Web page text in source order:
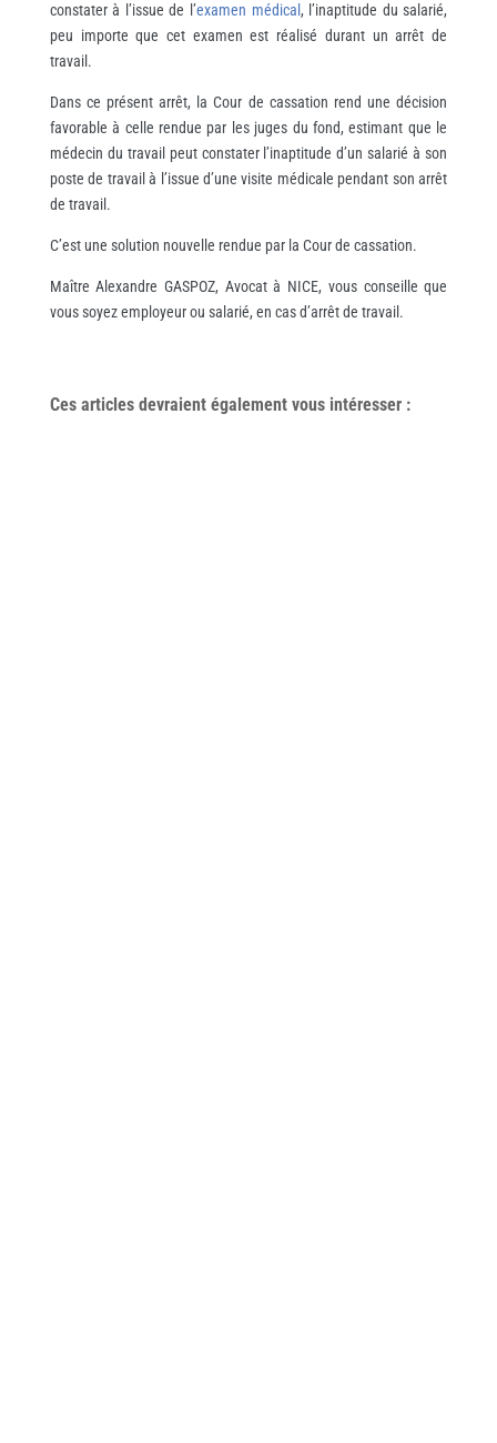
constater à l’issue de l’examen médical , l’inaptitude du salarié,
peu importe que cet examen est réalisé durant un arrêt de
travail.
Dans ce présent arrêt, la Cour de cassation rend une décision
favorable à celle rendue par les juges du fond, estimant que le
médecin du travail peut constater l’inaptitude d’un salarié à son
poste de travail à l’issue d’une visite médicale pendant son arrêt
de travail.
C’est une solution nouvelle rendue par la Cour de cassation.
Maître Alexandre GASPOZ, Avocat à NICE, vous conseille que
vous soyez employeur ou salarié, en cas d’arrêt de travail.
Ces articles devraient également vous intéresser: